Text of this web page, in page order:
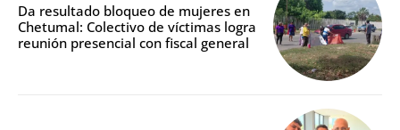
Da resultado bloqueo de mujeres en
Chetumal: Colectivo de víctimas logra
reunión presencial con fiscal general